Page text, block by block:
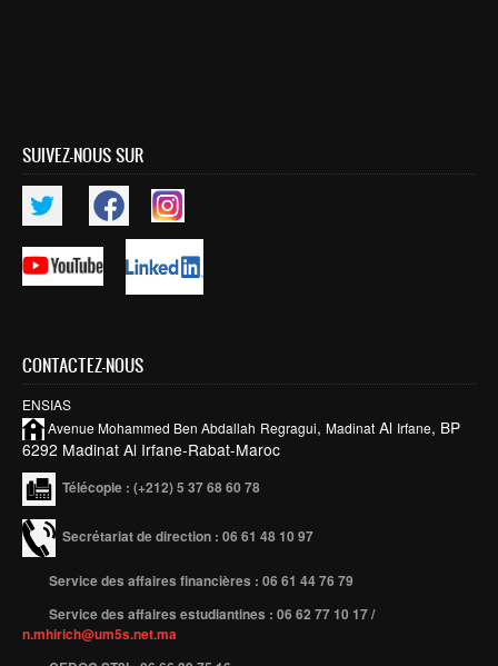
SUIVEZ-NOUS SUR
CONTACTEZ-NOUS
ENSIAS
Avenue Mohammed Ben Abdallah Regragui, Madinat Al Irfane, BP
6292 Madinat Al Irfane-Rabat-Maroc
Télécopie : (+212) 5 37 68 60 78
Secrétariat de direction : 06 61 48 10 97
Service des affaires financières : 06 61 44 76 79
Service des affaires estudiantines : 06 62 77 10 17 /
n.mhirich@um5s.net.ma